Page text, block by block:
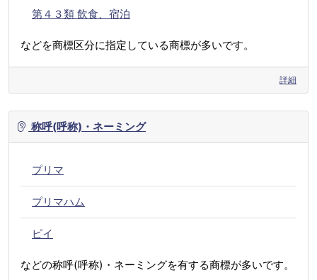
第４３類 飲食、宿泊
などを商標区分に指定している商標が多いです。
詳細
称呼(呼称)・ネーミング
プリマ
プリマハム
ピイ
などの称呼(呼称)・ネーミングを有する商標が多いです。